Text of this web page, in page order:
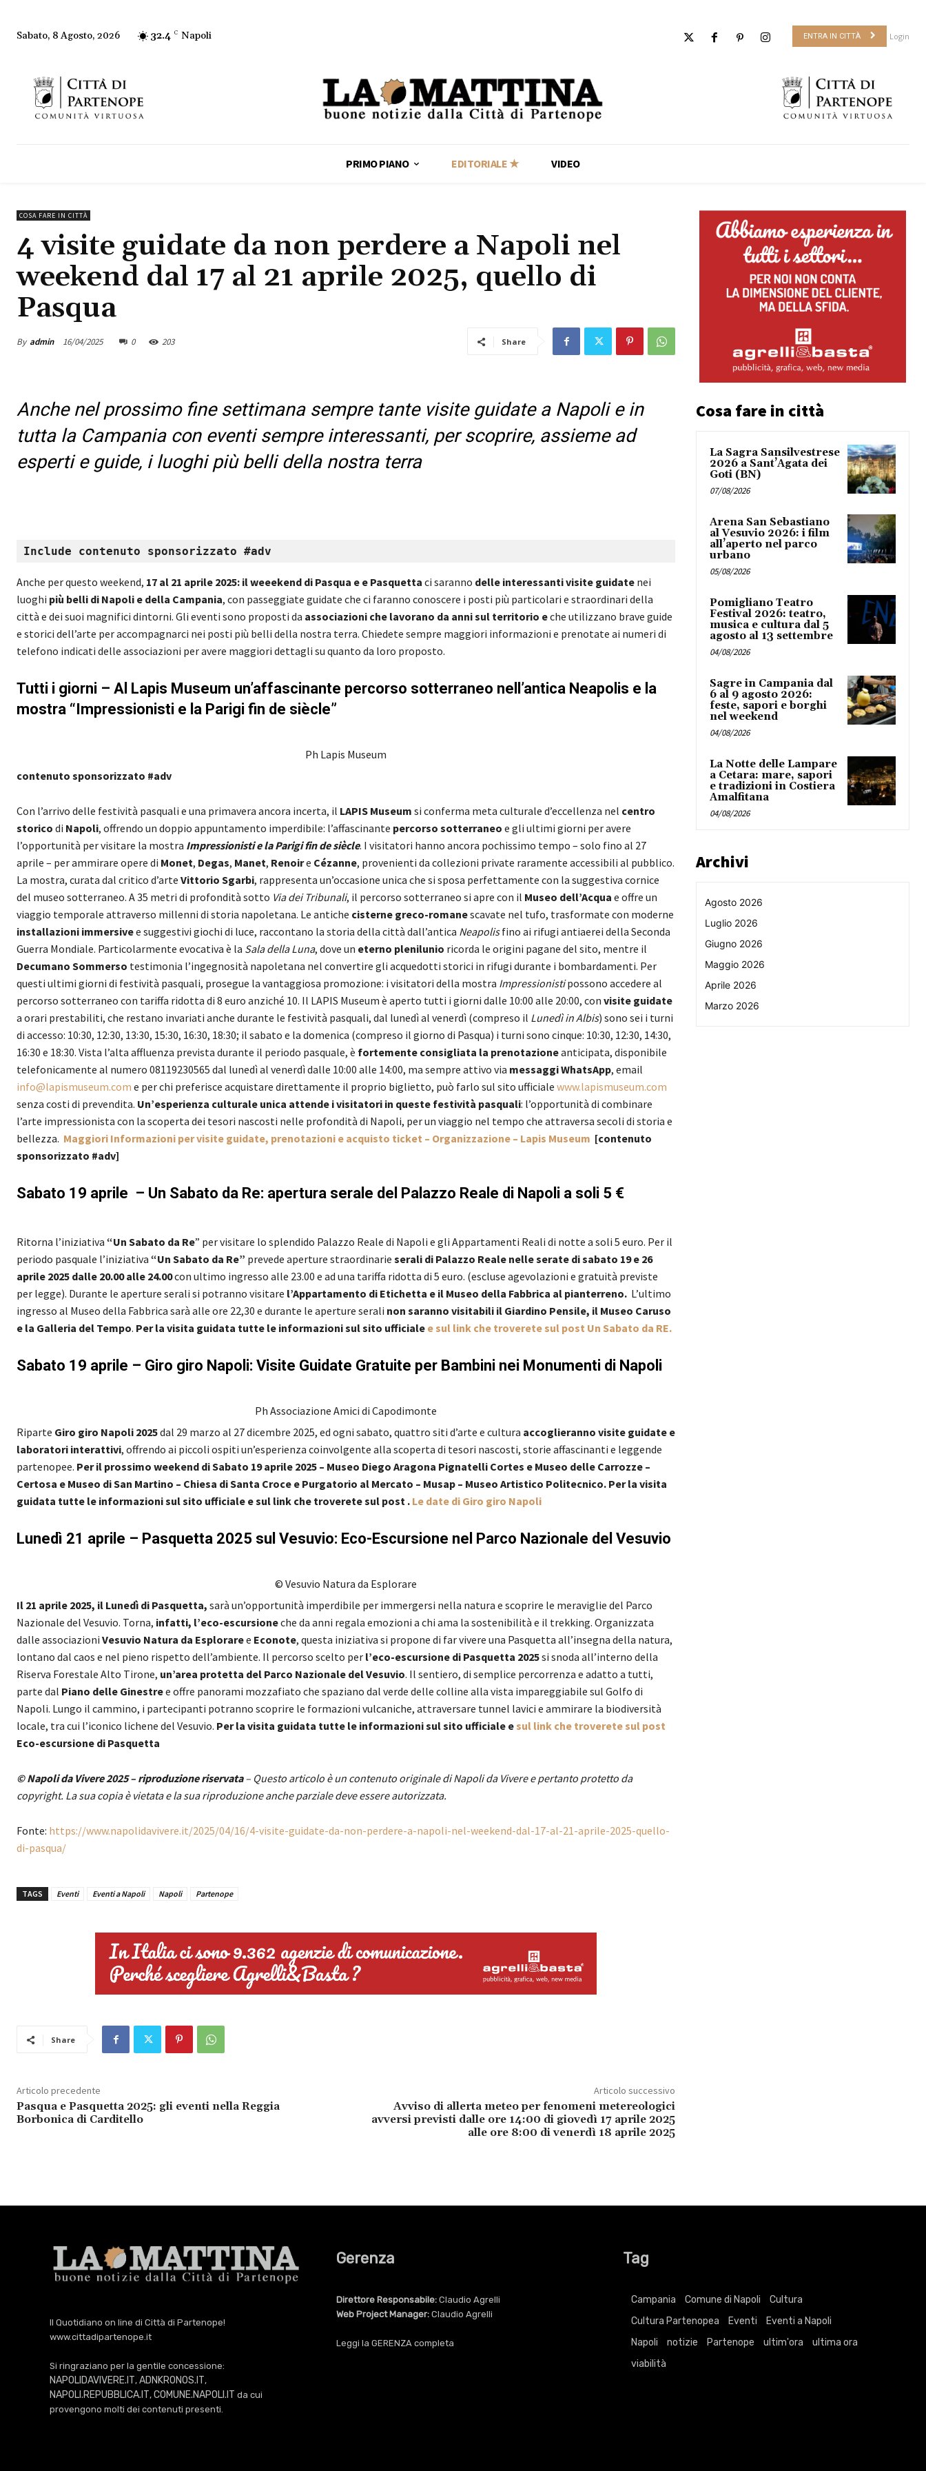
Sabato, 8 Agosto, 2026 32.4 C Napoli ENTRA IN CITTÀ Login
PRIMO PIANO EDITORIALE ★ VIDEO
COSA FARE IN CITTÀ
4 visite guidate da non perdere a Napoli nel
weekend dal 17 al 21 aprile 2025, quello di
Pasqua
By admin 16/04/2025 0 203 Share
Anche nel prossimo fine settimana sempre tante visite guidate a Napoli e in
tutta la Campania con eventi sempre interessanti, per scoprire, assieme ad
esperti e guide, i luoghi più belli della nostra terra
Include contenuto sponsorizzato #adv
Anche per questo weekend, 17 al 21 aprile 2025: il weeekend di Pasqua e e Pasquetta ci saranno delle interessanti visite guidate nei
luoghi più belli di Napoli e della Campania, con passeggiate guidate che ci faranno conoscere i posti più particolari e straordinari della
città e dei suoi magnifici dintorni. Gli eventi sono proposti da associazioni che lavorano da anni sul territorio eche utilizzano brave guide
e storici dell’arte per accompagnarci nei posti più belli della nostra terra. Chiedete sempre maggiori informazioni e prenotate ai numeri di
telefono indicati delle associazioni per avere maggiori dettagli su quanto da loro proposto.
Tutti i giorni – Al Lapis Museum un’affascinante percorso sotterraneo nell’antica Neapolis e la
mostra “Impressionisti e la Parigi fin de siècle”
Ph Lapis Museum
contenuto sponsorizzato #adv
Con l’arrivo delle festività pasquali e una primavera ancora incerta, il LAPIS Museum si conferma meta culturale d’eccellenza nel centro
storico di Napoli, offrendo un doppio appuntamento imperdibile: l’affascinante percorso sotterraneo e gli ultimi giorni per avere
l’opportunità per visitare la mostra Impressionisti e la Parigi fin de siècle. I visitatori hanno ancora pochissimo tempo – solo fino al 27
aprile – per ammirare opere di Monet, Degas, Manet, Renoire Cézanne, provenienti da collezioni private raramente accessibili al pubblico.
La mostra, curata dal critico d’arte Vittorio Sgarbi, rappresenta un’occasione unica che si sposa perfettamente con la suggestiva cornice
del museo sotterraneo. A 35 metri di profondità sotto Via dei Tribunali, il percorso sotterraneo si apre con il Museo dell’Acqua e offre un
viaggio temporale attraverso millenni di storia napoletana. Le antiche cisterne greco-romanescavate nel tufo, trasformate con moderne
installazioni immersivee suggestivi giochi di luce, raccontano la storia della città dall’antica Neapolisfino ai rifugi antiaerei della Seconda
Guerra Mondiale. Particolarmente evocativa è la Sala della Luna, dove un eterno plenilunio ricorda le origini pagane del sito, mentre il
Decumano Sommerso testimonia l’ingegnosità napoletana nel convertire gli acquedotti storici in rifugi durante i bombardamenti. Per
questi ultimi giorni di festività pasquali, prosegue la vantaggiosa promozione: i visitatori della mostra Impressionistipossono accedere al
percorso sotterraneo con tariffa ridotta di 8 euro anziché 10. Il LAPIS Museum è aperto tutti i giorni dalle 10:00 alle 20:00, con visite guidate
a orari prestabiliti, che restano invariati anche durante le festività pasquali, dal lunedì al venerdì (compreso il Lunedì in Albis) sono sei i turni
di accesso: 10:30, 12:30, 13:30, 15:30, 16:30, 18:30; il sabato e la domenica (compreso il giorno di Pasqua) i turni sono cinque: 10:30, 12:30, 14:30,
16:30 e 18:30. Vista l’alta affluenza prevista durante il periodo pasquale, è fortemente consigliata la prenotazioneanticipata, disponibile
telefonicamente al numero 08119230565 dal lunedì al venerdì dalle 10:00 alle 14:00, ma sempre attivo via messaggi WhatsApp, email
info@lapismuseum.com e per chi preferisce acquistare direttamente il proprio biglietto, può farlo sul sito ufficiale www.lapismuseum.com
senza costi di prevendita. Un’esperienza culturale unica attende i visitatori in queste festività pasquali: l’opportunità di combinare
l’arte impressionista con la scoperta dei tesori nascosti nelle profondità di Napoli, per un viaggio nel tempo che attraversa secoli di storia e
bellezza. Maggiori Informazioni per visite guidate, prenotazioni e acquisto ticket – Organizzazione – Lapis Museum [contenuto
sponsorizzato #adv]
Sabato 19 aprile – Un Sabato da Re: apertura serale del Palazzo Reale di Napoli a soli 5 €
Ritorna l’iniziativa “Un Sabato da Re” per visitare lo splendido Palazzo Reale di Napoli e gli Appartamenti Reali di notte a soli 5 euro. Per il
periodo pasquale l’iniziativa “Un Sabato da Re” prevede aperture straordinarie serali di Palazzo Reale nelle serate di sabato 19 e 26
aprile 2025 dalle 20.00 alle 24.00con ultimo ingresso alle 23.00 e ad una tariffa ridotta di 5 euro. (escluse agevolazioni e gratuità previste
per legge). Durante le aperture serali si potranno visitare l’Appartamento di Etichetta e il Museo della Fabbrica al pianterreno. L’ultimo
ingresso al Museo della Fabbrica sarà alle ore 22,30 e durante le aperture serali non saranno visitabili il Giardino Pensile, il Museo Caruso
e la Galleria del Tempo. Per la visita guidata tutte le informazioni sul sito ufficiale e sul link che troverete sul post Un Sabato da RE.
Sabato 19 aprile – Giro giro Napoli: Visite Guidate Gratuite per Bambini nei Monumenti di Napoli
Ph Associazione Amici di Capodimonte
Riparte Giro giro Napoli 2025dal 29 marzo al 27 dicembre 2025, ed ogni sabato, quattro siti d’arte e cultura accoglieranno visite guidate e
laboratori interattivi, offrendo ai piccoli ospiti un’esperienza coinvolgente alla scoperta di tesori nascosti, storie affascinanti e leggende
partenopee. Per il prossimo weekend di Sabato 19 aprile 2025 – Museo Diego Aragona Pignatelli Cortes e Museo delle Carrozze –
Certosa e Museo di San Martino – Chiesa di Santa Croce e Purgatorio al Mercato – Musap – Museo Artistico Politecnico. Per la visita
guidata tutte le informazioni sul sito ufficiale e sul link che troverete sul post . Le date di Giro giro Napoli
Lunedì 21 aprile – Pasquetta 2025 sul Vesuvio: Eco-Escursione nel Parco Nazionale del Vesuvio
© Vesuvio Natura da Esplorare
Il 21 aprile 2025, il Lunedì di Pasquetta, sarà un’opportunità imperdibile per immergersi nella natura e scoprire le meraviglie del Parco
Nazionale del Vesuvio. Torna, infatti, l’eco-escursioneche da anni regala emozioni a chi ama la sostenibilità e il trekking. Organizzata
dalle associazioni Vesuvio Natura da Esploraree Econote, questa iniziativa si propone di far vivere una Pasquetta all’insegna della natura,
lontano dal caos e nel pieno rispetto dell’ambiente. Il percorso scelto per l’eco-escursione di Pasquetta 2025si snoda all’interno della
Riserva Forestale Alto Tirone, un’area protetta del Parco Nazionale del Vesuvio. Il sentiero, di semplice percorrenza e adatto a tutti,
parte dal Piano delle Ginestree offre panorami mozzafiato che spaziano dal verde delle colline alla vista impareggiabile sul Golfo di
Napoli. Lungo il cammino, i partecipanti potranno scoprire le formazioni vulcaniche, attraversare tunnel lavici e ammirare la biodiversità
locale, tra cui l’iconico lichene del Vesuvio. Per la visita guidata tutte le informazioni sul sito ufficiale esul link che troverete sul post
Eco-escursione di Pasquetta
© Napoli da Vivere 2025 – riproduzione riservata– Questo articolo è un contenuto originale di Napoli da Vivere e pertanto protetto da
copyright. La sua copia è vietata e la sua riproduzione anche parziale deve essere autorizzata.
Fonte: https://www.napolidavivere.it/2025/04/16/4-visite-guidate-da-non-perdere-a-napoli-nel-weekend-dal-17-al-21-aprile-2025-quello-
di-pasqua/
TAGS Eventi Eventi a Napoli Napoli Partenope
Share
Articolo precedente
Pasqua e Pasquetta 2025: gli eventi nella Reggia
Borbonica di Carditello
Articolo successivo
Avviso di allerta meteo per fenomeni metereologici
avversi previsti dalle ore 14:00 di giovedì 17 aprile 2025
alle ore 8:00 di venerdì 18 aprile 2025
Cosa fare in città
La Sagra Sansilvestrese
2026 a Sant’Agata dei
Goti (BN)
07/08/2026
Arena San Sebastiano
al Vesuvio 2026: i film
all’aperto nel parco
urbano
05/08/2026
Pomigliano Teatro
Festival 2026: teatro,
musica e cultura dal 5
agosto al 13 settembre
04/08/2026
Sagre in Campania dal
6 al 9 agosto 2026:
feste, sapori e borghi
nel weekend
04/08/2026
La Notte delle Lampare
a Cetara: mare, sapori
e tradizioni in Costiera
Amalfitana
04/08/2026
Archivi
Agosto 2026
Luglio 2026
Giugno 2026
Maggio 2026
Aprile 2026
Marzo 2026
Il Quotidiano on line di Città di Partenope!
www.cittadipartenope.it
Si ringraziano per la gentile concessione:
NAPOLIDAVIVERE.IT, ADNKRONOS.IT,
NAPOLI.REPUBBLICA.IT, COMUNE.NAPOLI.IT da cui
provengono molti dei contenuti presenti.
Gerenza
Direttore Responsabile: Claudio Agrelli
Web Project Manager: Claudio Agrelli
Leggi la GERENZA completa
Tag
Campania Comune di Napoli
Cultura
Cultura Partenopea
Eventi
Eventi a Napoli
Napoli
notizie Partenope ultim'ora
ultima ora
viabilità